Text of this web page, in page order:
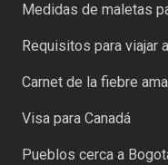
Medidas de maletas
Requisitos para viajar
Carnet de la fiebre
Visa para Canadá
Pueblos cerca a